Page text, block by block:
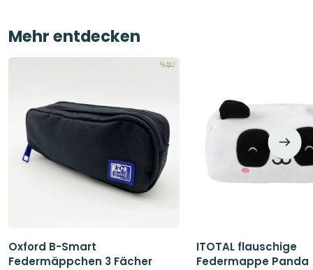
Mehr entdecken
Oxford B-Smart
Federmäppchen 3 Fächer
ITOTAL flauschige
Federmappe Panda